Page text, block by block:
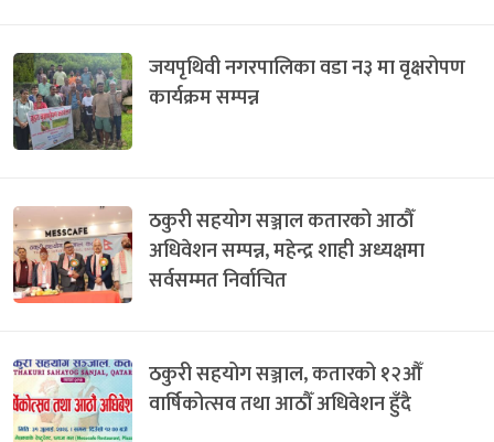
जयपृथिवी नगरपालिका वडा न३ मा वृक्षरोपण
कार्यक्रम सम्पन्न
ठकुरी सहयोग सञ्जाल कतारको आठौँ
अधिवेशन सम्पन्न, महेन्द्र शाही अध्यक्षमा
सर्वसम्मत निर्वाचित
ठकुरी सहयोग सञ्जाल, कतारको १२औँ
वार्षिकोत्सव तथा आठौँ अधिवेशन हुँदै